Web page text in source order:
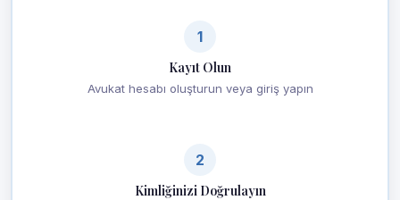
1
Kayıt Olun
Avukat hesabı oluşturun veya giriş yapın
2
Kimliğinizi Doğrulayın